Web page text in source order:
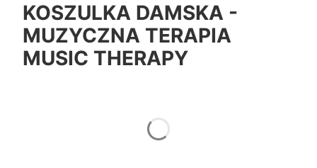
KOSZULKA DAMSKA -
MUZYCZNA TERAPIA
MUSIC THERAPY